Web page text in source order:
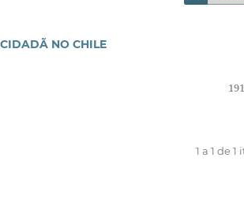
NO CHILE
1 a 1 de 1